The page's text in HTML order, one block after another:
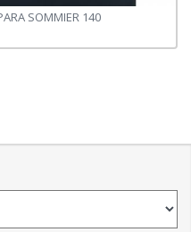
SOMMIER 140